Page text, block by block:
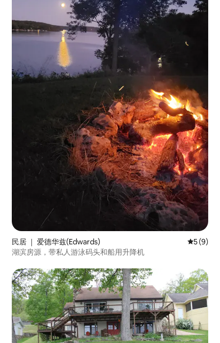
民居 ｜ 爱德华兹(Edwards) 平均评分
5 (9)
湖滨房源，带私人游泳码头和船用升降机